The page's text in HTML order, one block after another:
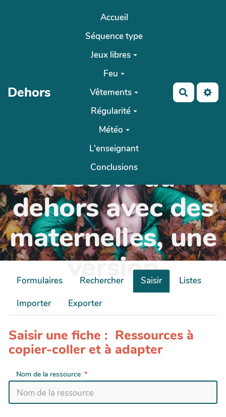
Aller au contenu principal
Dehors
Accueil
Séquence type
Jeux libres
Feu
Vêtements
Régularité
Météo
L'enseignant
Conclusions
L’école du
dehors avec des
maternelles, une
version
Formulaires Rechercher Saisir
Listes
Importer
Exporter
Saisir une fiche : Ressources à
copier-coller et à adapter
Nom de la ressource